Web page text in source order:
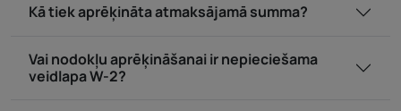
Kā tiek aprēķināta atmaksājamā summa?
Vai nodokļu aprēķināšanai ir nepieciešama
veidlapa W-2?